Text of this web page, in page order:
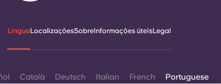
LínguaLocalizaçõesSobreInformações úteisLegal
Català Deutsch Italian French Portuguese